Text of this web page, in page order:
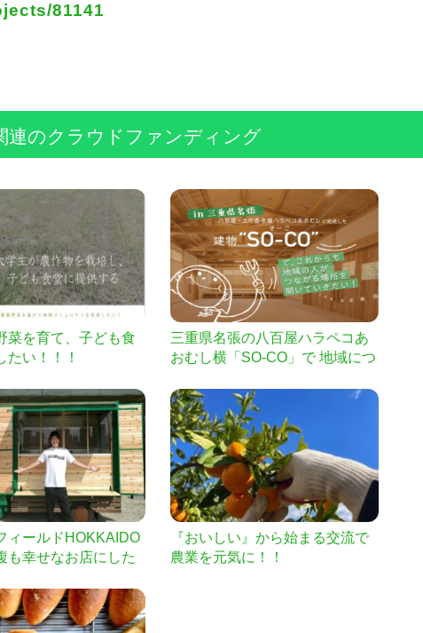
81141
連のクラウドファンディング
菜を育て、子ども食
たい！！！
三重県名張の八百屋ハラペコあ
おむし横「SO-CO」で 地域につ
ィールドHOKKAIDO
も幸せなお店にした
『おいしい』から始まる交流で
農業を元気に！！